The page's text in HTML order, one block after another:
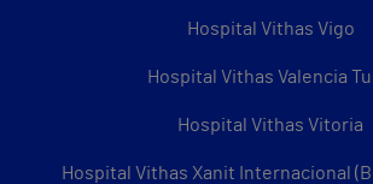
Hospital Vithas Vigo
Hospital Vithas Valencia
Hospital Vithas Vitoria
Hospital Vithas Xanit Internacional